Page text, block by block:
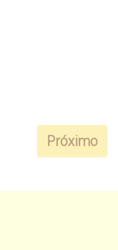
Próximo